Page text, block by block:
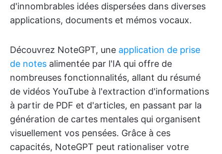
d'innombrables idées dispersées dans diverses
applications, documents et mémos vocaux.
Découvrez NoteGPT, une application de prise
de notes alimentée par l'IA qui offre de
nombreuses fonctionnalités, allant du résumé
de vidéos YouTube à l'extraction d'informations
à partir de PDF et d'articles, en passant par la
génération de cartes mentales qui organisent
visuellement vos pensées. Grâce à ces
capacités, NoteGPT peut rationaliser votre